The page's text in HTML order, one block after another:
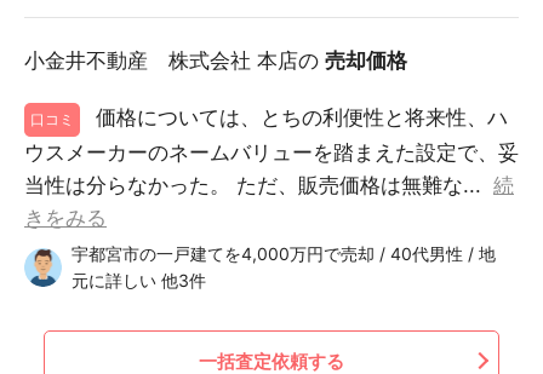
小金井不動産 株式会社 本店の 売却価格
口コミ
価格については、とちの利便性と将来性、ハ
ウスメーカーのネームバリューを踏まえた設定で、妥
当性は分らなかった。 ただ、販売価格は無難な... 続
きをみる
宇都宮市の一戸建てを4,000万円で売却 / 40代男性 / 地
元に詳しい 他3件
一括査定依頼する